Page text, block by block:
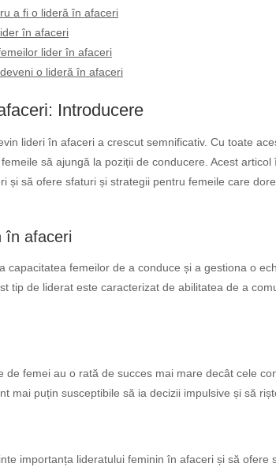
a fi o lideră în afaceri
în afaceri
lider în afaceri
o lideră în afaceri
Introducere
lideri în afaceri a crescut semnificativ. Cu toate
să ajungă la poziții de conducere. Acest
și să ofere sfaturi și strategii pentru femeile care
în afaceri
capacitatea femeilor de a conduce și a gestiona o
tip de liderat este caracterizat de abilitatea de a
de femei au o rată de succes mai mare decât cele
mai puțin susceptibile să ia decizii impulsive și să
importanța lideratului feminin în afaceri și să ofere